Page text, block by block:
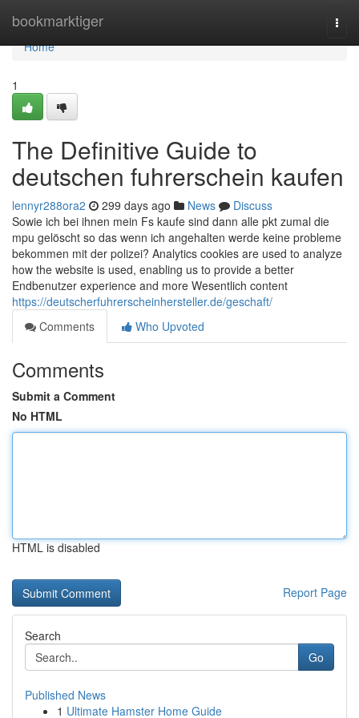
bookmarktiger
Home
Home
1
The Definitive Guide to
deutschen fuhrerschein kaufen
lennyr288ora2 299 days ago News
Discuss
Sowie ich bei ihnen mein Fs kaufe sind dann alle pkt zumal die
mpu gelöscht so das wenn ich angehalten werde keine probleme
bekommen mit der polizei? Analytics cookies are used to analyze
how the website is used, enabling us to provide a better
Endbenutzer experience and more Wesentlich content
https://deutscherfuhrerscheinhersteller.de/geschaft/
Comments
Who Upvoted
Comments
Submit a Comment
No HTML
HTML is disabled
Report Page
Search
Go
Published News
1 Ultimate Hamster Home Guide